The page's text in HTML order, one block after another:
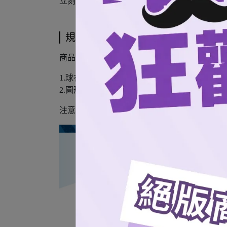
規格說明
商品內容包含：
1.球衣款*1
2.圓形款*1
注意事項： 本產品圖片僅供參考，實品請以實